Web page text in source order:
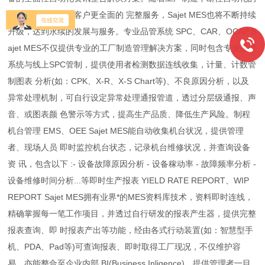
趋势发展，为了给客户更全面的 完整服务，Sajet MES也将不断持续
升级，达到永续的发展与服务。专业品管系统 SPC、CAR、OCAP S
ajet MES不仅提供专业的工厂制造管理解决方案，同时包含专业品管
系统与线上SPC管制，提供使用者检测数据连线收集，计量、计数管
制图表 分析(如：CPK、X-R、X-S Chart等)、不良原因分析，以及
异常处理机制，可自行设定异常处理通报管道，透过分层级通报、声
音、或图表颜 色警示等方式，提高生产品质、降低生产风险。制程
机台管理 EMS、OEE Sajet MES能自动收集机台状况，提供管理
者、现场人员 即时监控机台状态，记录机台维修状况，并查询设备
资 讯，包含以下 :- 设备故障原因分析 - 设备稼动率 - 故障频率分析 -
设备维修时间分析...等即时生产报表 YIELD RATE REPORT、WIP
REPORT Sajet MES拥有业界*的MES资料库技术，资料即时连线，
精确掌握每一笔工作项目，并透过自行研发的报表产生器，提供完整
报表查询、即 时报表产出等功能，经由各式行动装置(如：智慧型手
机、PDA、Pad等)可查询报表、即时取得工厂现况，不仅维护容